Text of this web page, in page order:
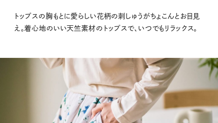
トップスの胸もとに愛らしい花柄の刺しゅうがちょこんとお目見
え。着心地のいい天竺素材のトップスで、いつでもリラックス。